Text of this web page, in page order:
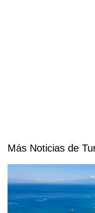
Más Noticias de